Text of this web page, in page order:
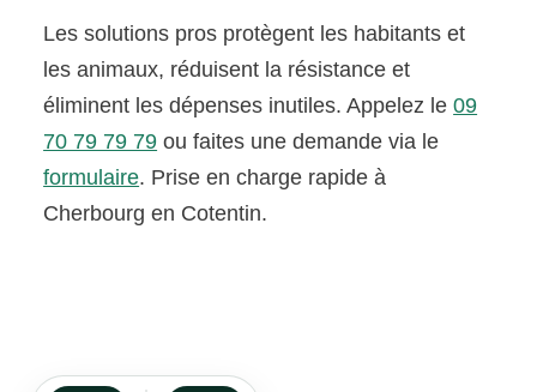
Les solutions pros protègent les habitants et
les animaux, réduisent la résistance et
éliminent les dépenses inutiles. Appelez le09
70 79 79 79 ou faites une demande via le
formulaire. Prise en charge rapide à
Cherbourg en Cotentin.